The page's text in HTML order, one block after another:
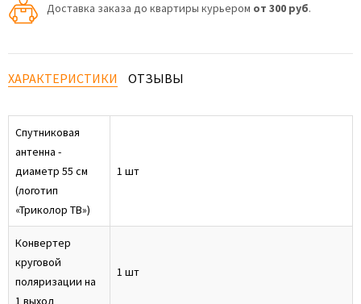
Доставка заказа до квартиры курьером от 300 руб.
ХАРАКТЕРИСТИКИ ОТЗЫВЫ
Спутниковая
антенна -
диаметр 55 см
(логотип
«Триколор ТВ»)
1 шт
Конвертер
круговой
поляризации на
1 выход
1 шт